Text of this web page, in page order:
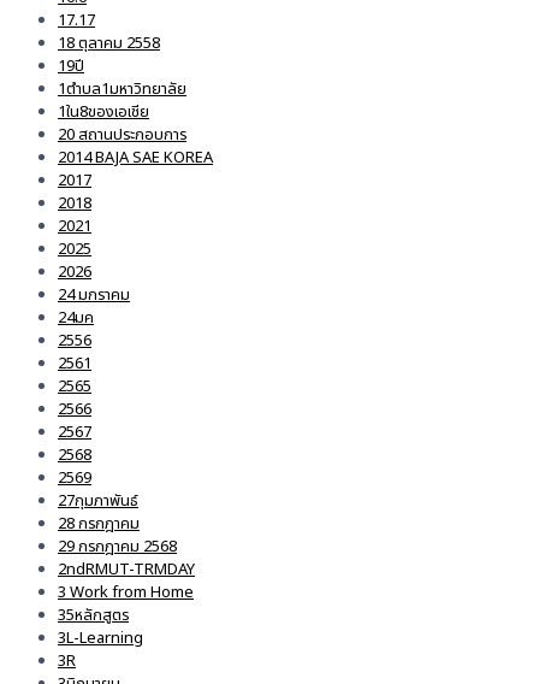
17.17
18 ตุลาคม 2558
19ปี
1ตำบล1มหาวิทยาลัย
1ใน8ของเอเชีย
20 สถานประกอบการ
2014 BAJA SAE KOREA
2017
2018
2021
2025
2026
24 มกราคม
24มค
2556
2561
2565
2566
2567
2568
2569
27กุมภาพันธ์
28 กรกฎาคม
29 กรกฎาคม 2568
2ndRMUT-TRMDAY
3 Work from Home
35หลักสูตร
3L-Learning
3R